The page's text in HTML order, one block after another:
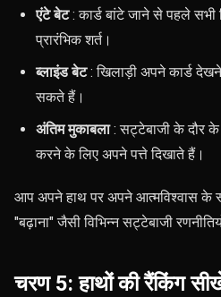
एंटे बेट: कार्ड बांटे जाने से पहले सभी
प्रारंभिक शर्त।
ब्लाइंड बेट: खिलाड़ी अपने कार्ड
सकते हैं।
अंतिम मुकाबला: सट्टेबाजी के दौर के
करने के लिए अपने पत्ते दिखाते हैं।
आप अपने हाथ पर अपने आत्मविश्वास के
"बढ़ाना" जैसी विभिन्न सट्टेबाजी
चरण 5: हाथों की रैंकिंग